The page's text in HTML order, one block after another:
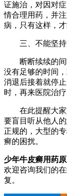
证施治，对因对
情合理用药，并
病，只有这样，
三、不能坚持
断断续续的间
没有足够的时间
消退后接着就停
时，再来医院治
在此提醒大家
要盲目听从他人
正规的，大型的
癣的困扰。
少年牛皮癣用药
欢迎咨询我们的
复。